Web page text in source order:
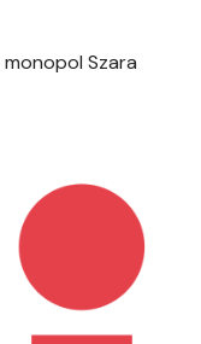
monopol Szara